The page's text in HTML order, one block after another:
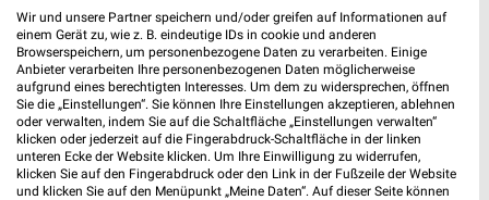
Lidl Hennef (Sieg)
Emil-Langen-Straße 2
53773 Hennef (Sieg)
Heute 07:00 - 21:00 Uhr | Geöffnet
463,60 km • Angebote: 2 Prospekte
Wir und unsere Partner speichern und/oder greifen auf Informationen auf
einem Gerät zu, wie z. B. eindeutige IDs in cookie und anderen
Browserspeichern, um personenbezogene Daten zu verarbeiten. Einige
Anbieter verarbeiten Ihre personenbezogenen Daten möglicherweise
aufgrund eines berechtigten Interesses. Um dem zu widersprechen, öffnen
Sie die „Einstellungen“. Sie können Ihre Einstellungen akzeptieren, ablehnen
oder verwalten, indem Sie auf die Schaltfläche „Einstellungen verwalten“
klicken oder jederzeit auf die Fingerabdruck-Schaltfläche in der linken
unteren Ecke der Website klicken. Um Ihre Einwilligung zu widerrufen,
klicken Sie auf den Fingerabdruck oder den Link in der Fußzeile der Website
und klicken Sie auf den Menüpunkt „Meine Daten“. Auf dieser Seite können